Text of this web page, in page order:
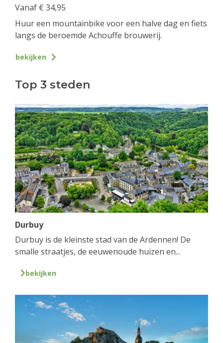
Vanaf € 34,95
Huur een mountainbike voor een halve dag en fiets
langs de beroemde Achouffe brouwerij.
bekijken
Top 3 steden
Durbuy
Durbuy is de kleinste stad van de Ardennen! De
smalle straatjes, de eeuwenoude huizen en...
bekijken